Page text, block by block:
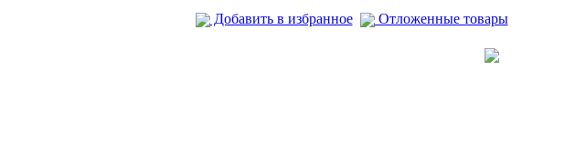
Добавить в избранное Отложенные товары